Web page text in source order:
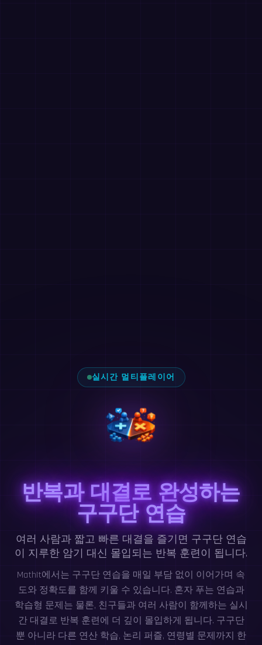
실시간 멀티플레이어
반복과 대결로 완성하는
구구단 연습
여러 사람과 짧고 빠른 대결을 즐기면 구구단 연습
이 지루한 암기 대신 몰입되는 반복 훈련이 됩니다.
MathIt에서는 구구단 연습을 매일 부담 없이 이어가며 속
도와 정확도를 함께 키울 수 있습니다. 혼자 푸는 연습과
학습형 문제는 물론, 친구들과 여러 사람이 함께하는 실시
간 대결로 반복 훈련에 더 깊이 몰입하게 됩니다. 구구단
뿐 아니라 다른 연산 학습, 논리 퍼즐, 연령별 문제까지 한